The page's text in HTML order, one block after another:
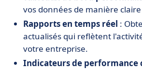
vos données de manière
Rapports en temps réel :
actualisés qui reflètent
votre entreprise.
Indicateurs de performance